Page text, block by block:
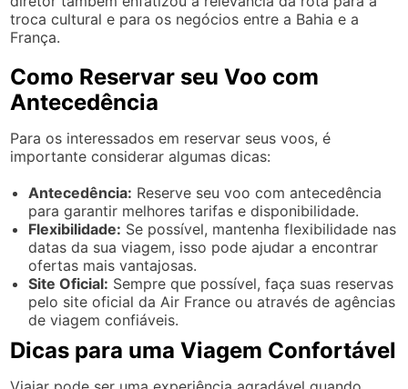
troca cultural e para os negócios entre a Bahia e a
França.
Como Reservar seu Voo com
Antecedência
Para os interessados em reservar seus voos, é
importante considerar algumas dicas:
Antecedência: Reserve seu voo com antecedência
para garantir melhores tarifas e disponibilidade.
Flexibilidade: Se possível, mantenha flexibilidade nas
datas da sua viagem, isso pode ajudar a encontrar
ofertas mais vantajosas.
Site Oficial: Sempre que possível, faça suas reservas
pelo site oficial da Air France ou através de agências
de viagem confiáveis.
Dicas para uma Viagem Confortável